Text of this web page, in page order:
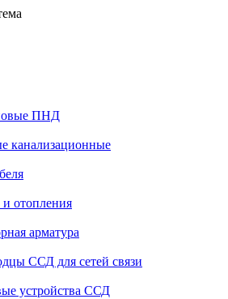
ПНД
канализационные
отопления
арматура
ССД для сетей связи
устройства ССД